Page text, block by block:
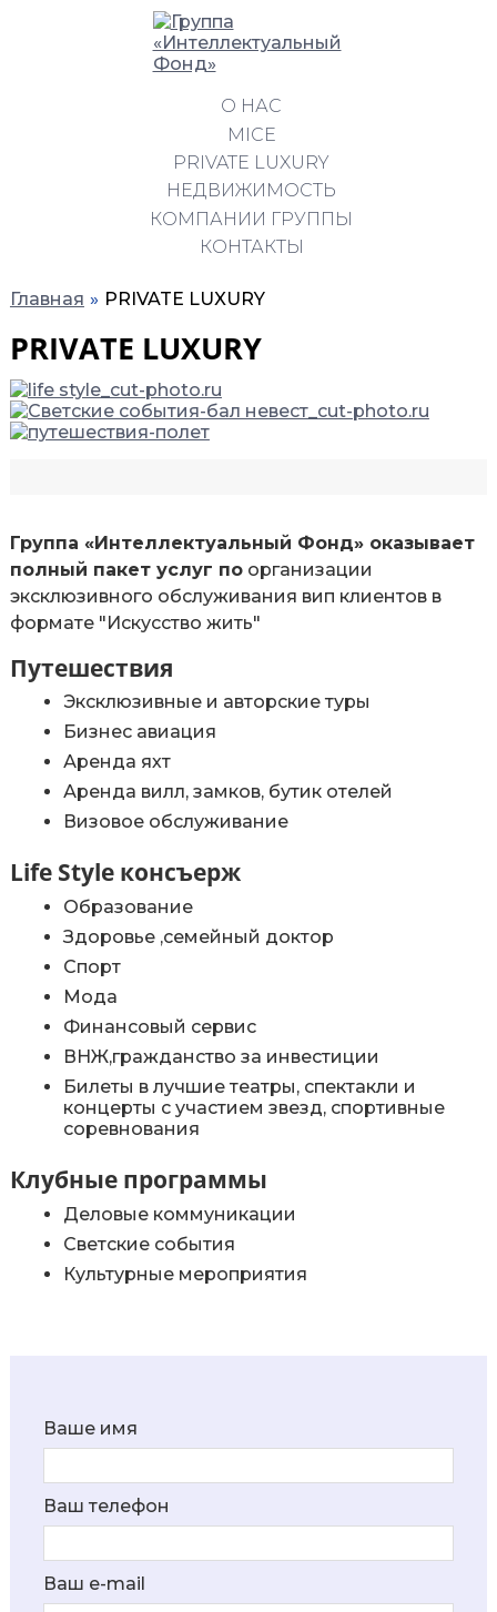
О НАС
MICE
PRIVATE LUXURY
НЕДВИЖИМОСТЬ
КОМПАНИИ ГРУППЫ
КОНТАКТЫ
Главная PRIVATE LUXURY
PRIVATE LUXURY
Группа «Интеллектуальный Фонд» оказывает
полный пакет услуг поорганизации
эксклюзивного обслуживания вип клиентов в
формате "Искусство жить"
Путешествия
Эксклюзивные и авторские туры
Бизнес авиация
Аренда яхт
Аренда вилл, замков, бутик отелей
Визовое обслуживание
Life Style консъерж
Образование
Здоровье ,семейный доктор
Спорт
Мода
Финансовый сервис
ВНЖ,гражданство за инвестиции
Билеты в лучшие театры, спектакли и
концерты с участием звезд, спортивные
соревнования
Клубные программы
Деловые коммуникации
Светские события
Культурные мероприятия
Ваше имя
Ваш телефон
Ваш e-mail